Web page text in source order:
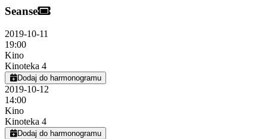
Seanse
2019-10-11
19:00
Kino
Kinoteka 4
Dodaj do harmonogramu
2019-10-12
14:00
Kino
Kinoteka 4
Dodaj do harmonogramu